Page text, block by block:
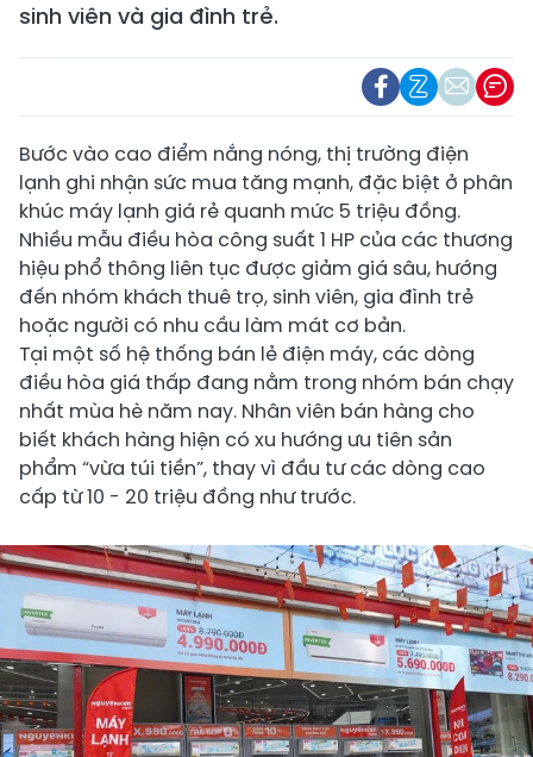
sinh viên và gia đình trẻ.
Bước vào cao điểm nắng nóng, thị trường điện
lạnh ghi nhận sức mua tăng mạnh, đặc biệt ở phân
khúc máy lạnh giá rẻ quanh mức 5 triệu đồng.
Nhiều mẫu điều hòa công suất 1 HP của các thương
hiệu phổ thông liên tục được giảm giá sâu, hướng
đến nhóm khách thuê trọ, sinh viên, gia đình trẻ
hoặc người có nhu cầu làm mát cơ bản.
Tại một số hệ thống bán lẻ điện máy, các dòng
điều hòa giá thấp đang nằm trong nhóm bán chạy
nhất mùa hè năm nay. Nhân viên bán hàng cho
biết khách hàng hiện có xu hướng ưu tiên sản
phẩm “vừa túi tiền”, thay vì đầu tư các dòng cao
cấp từ 10 - 20 triệu đồng như trước.